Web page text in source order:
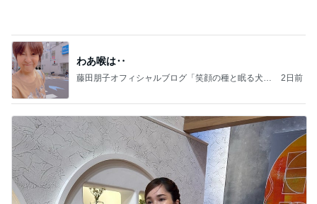
わあ喉は‥
藤田朋子オフィシャルブログ「笑顔の種と眠る犬」
2日前